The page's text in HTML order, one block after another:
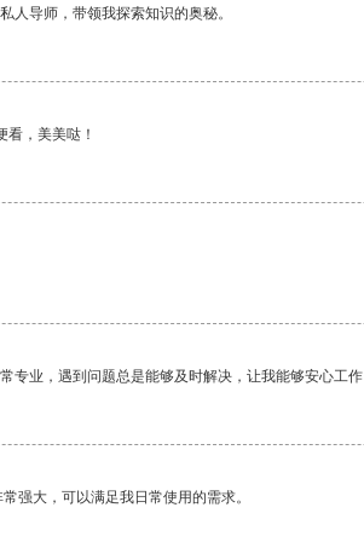
人导师，带领我探索知识的奥秘。
看，美美哒！
专业，遇到问题总是能够及时解决，让我能够安心工
强大，可以满足我日常使用的需求。